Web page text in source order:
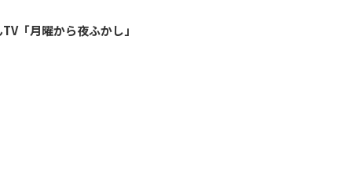
「月曜から夜ふかし」